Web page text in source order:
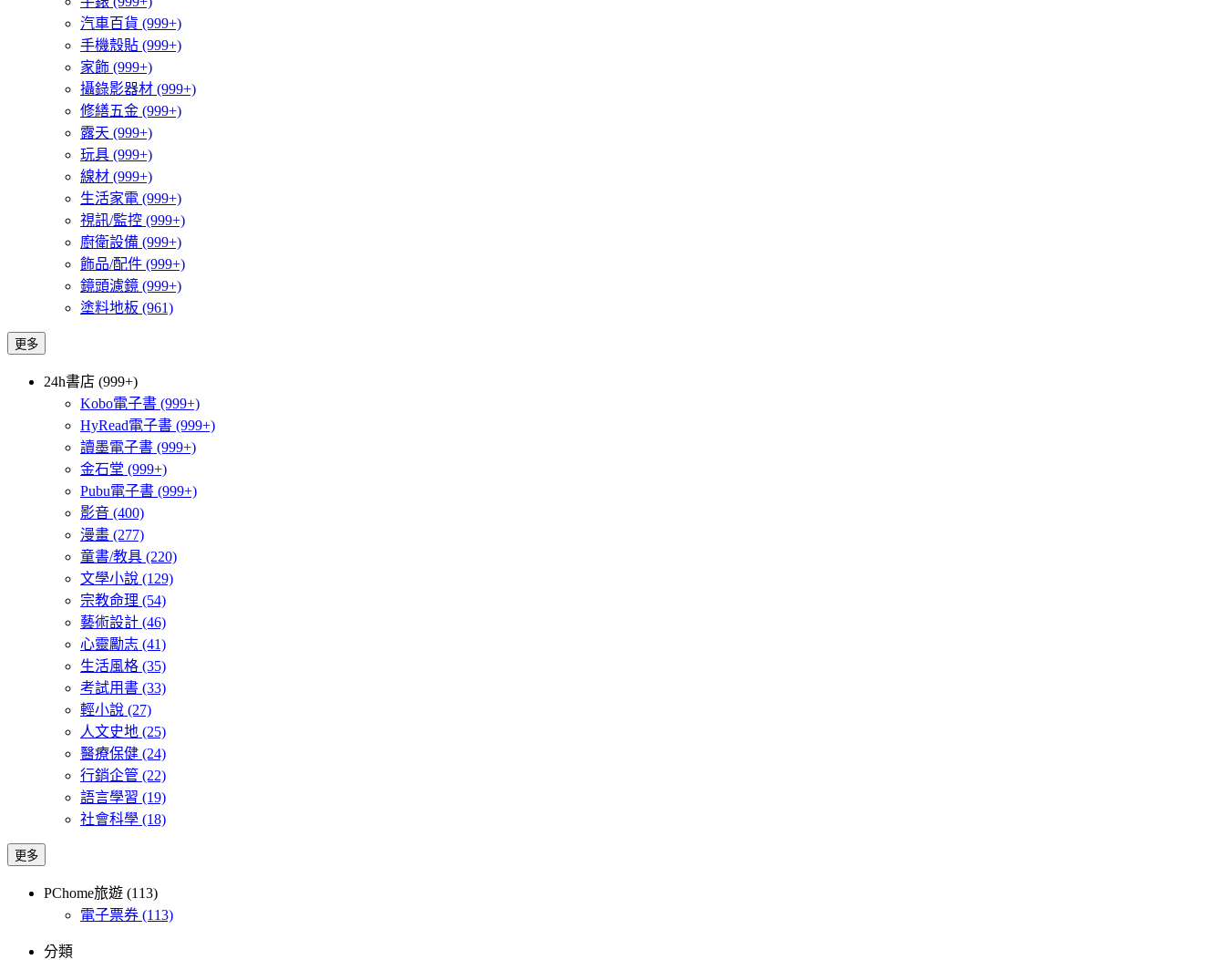
汽車百貨 (999+)
手機殼貼 (999+)
家飾 (999+)
攝錄影器材 (999+)
修繕五金 (999+)
露天 (999+)
玩具 (999+)
線材 (999+)
生活家電 (999+)
視訊/監控 (999+)
廚衛設備 (999+)
飾品/配件 (999+)
鏡頭濾鏡 (999+)
塗料地板 (961)
更多
24h書店 (999+)
Kobo電子書 (999+)
HyRead電子書 (999+)
讀墨電子書 (999+)
金石堂 (999+)
Pubu電子書 (999+)
影音 (400)
漫畫 (277)
童書/教具 (220)
文學小說 (129)
宗教命理 (54)
藝術設計 (46)
心靈勵志 (41)
生活風格 (35)
考試用書 (33)
輕小說 (27)
人文史地 (25)
醫療保健 (24)
行銷企管 (22)
語言學習 (19)
社會科學 (18)
更多
PChome旅遊 (113)
電子票券 (113)
分類